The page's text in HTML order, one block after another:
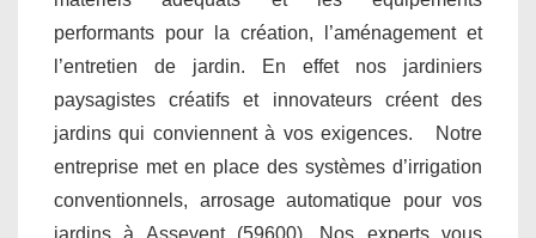
performants pour la création, l’aménagement et
l’entretien de jardin. En effet nos jardiniers
paysagistes créatifs et innovateurs créent des
jardins qui conviennent à vos exigences. Notre
entreprise met en place des systèmes d’irrigation
conventionnels, arrosage automatique pour vos
jardins à Assevent (59600). Nos experts vous